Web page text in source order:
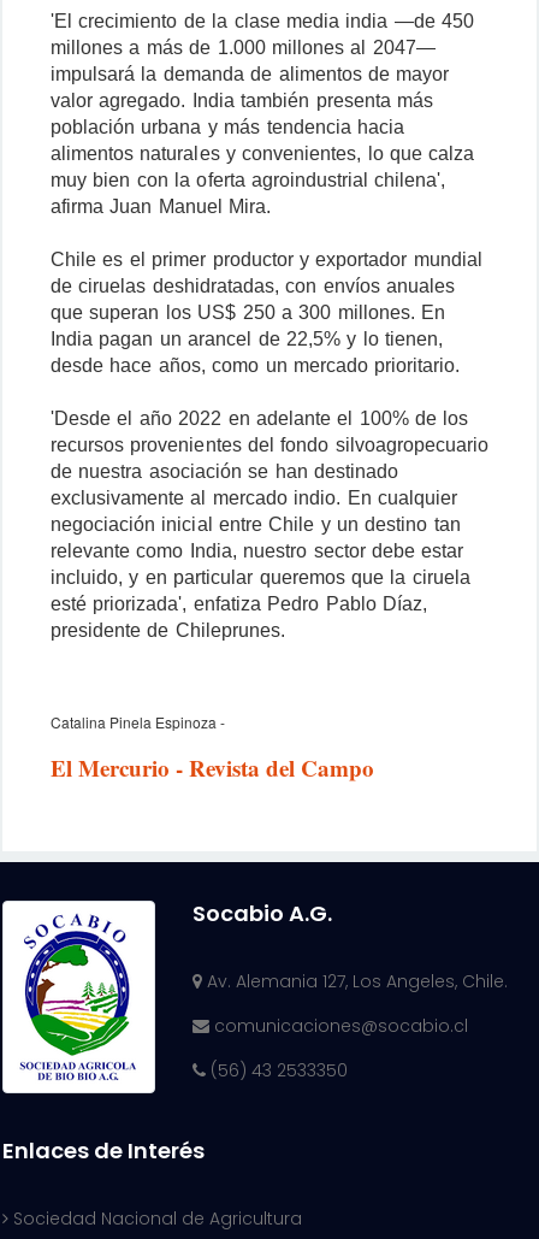
'El crecimiento de la clase media india —de 450
millones a más de 1.000 millones al 2047—
impulsará la demanda de alimentos de mayor
valor agregado. India también presenta más
población urbana y más tendencia hacia
alimentos naturales y convenientes, lo que calza
muy bien con la oferta agroindustrial chilena',
afirma Juan Manuel Mira.
Chile es el primer productor y exportador mundial
de ciruelas deshidratadas, con envíos anuales
que superan los US$ 250 a 300 millones. En
India pagan un arancel de 22,5% y lo tienen,
desde hace años, como un mercado prioritario.
'Desde el año 2022 en adelante el 100% de los
recursos provenientes del fondo silvoagropecuario
de nuestra asociación se han destinado
exclusivamente al mercado indio. En cualquier
negociación inicial entre Chile y un destino tan
relevante como India, nuestro sector debe estar
incluido, y en particular queremos que la ciruela
esté priorizada', enfatiza Pedro Pablo Díaz,
presidente de Chileprunes.
Catalina Pinela Espinoza -
El Mercurio - Revista del Campo
Socabio A.G.
Av. Alemania 127, Los Angeles, Chile.
comunicaciones@socabio.cl
(56) 43 2533350
Enlaces de Interés
Sociedad Nacional de Agricultura